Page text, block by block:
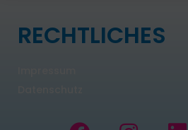
RECHTLICHES
F I L